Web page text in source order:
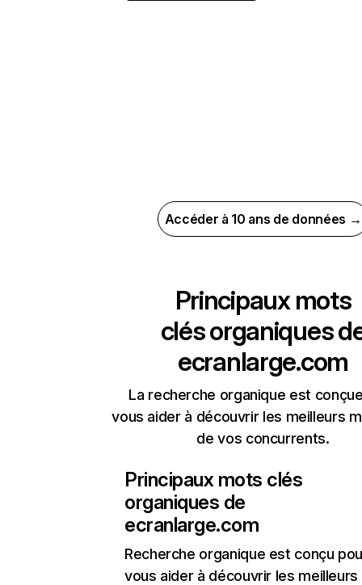
Accéder à 10 ans de données →
Principaux mots
clés organiques
ecranlarge.com
La recherche organique est
vous aider à découvrir les meilleurs
de vos concurrents.
Principaux mots clés
organiques de
ecranlarge.com
Recherche organique est conçu
vous aider à découvrir les